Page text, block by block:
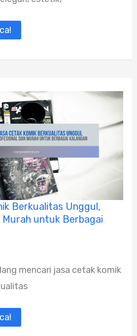
Berkualitas Unggul,
untuk Berbagai
mencari jasa cetak komik